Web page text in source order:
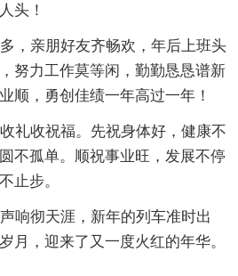
头！
，亲朋好友齐畅欢，年后上班头
努力工作莫等闲，勤勤恳恳谱新
顺，勇创佳绩一年高过一年！
礼收祝福。先祝身体好，健康不
不孤单。顺祝事业旺，发展不停
止步。
响彻天涯，新年的列车准时出
月，迎来了又一度火红的年华。